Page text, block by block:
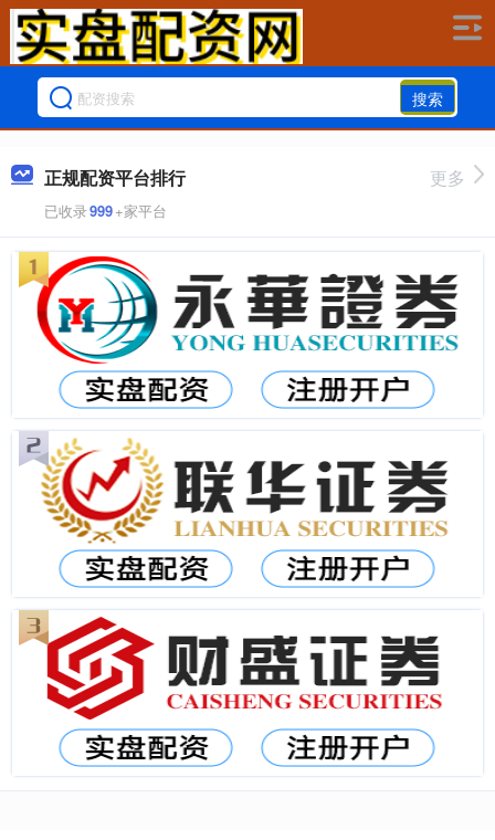
搜索
正规配资平台排行
已收录999+家平台
更多